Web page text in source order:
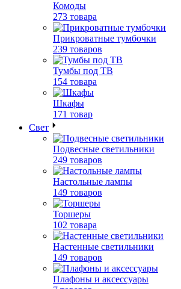
Комоды
273 товара
Прикроватные тумбочки
239 товаров
Тумбы под ТВ
154 товара
Шкафы
171 товар
Свет
Подвесные светильники
249 товаров
Настольные лампы
149 товаров
Торшеры
102 товара
Настенные светильники
149 товаров
Плафоны и аксессуары